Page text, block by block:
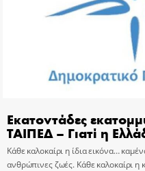
Εκατοντάδες
ΤΑΙΠΕΔ – Γιατί η
Κάθε καλοκαίρι η ίδια εικόνα…
ανθρώπινες ζωές. Κάθε καλοκαίρι η